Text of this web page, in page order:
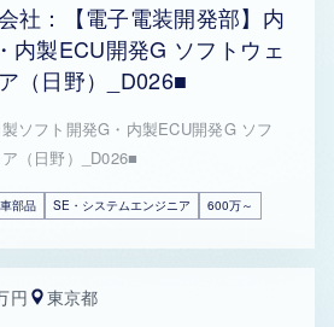
社：【電子電装開発部】内
内製ECU開発G ソフトウェ
（日野）_D026■
ソフト開発G・内製ECU開発G ソフ
（日野）_D026■
部品 SE・システムエンジニア 600万～
円 東京都